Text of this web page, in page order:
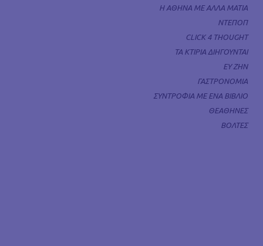
Η ΑΘΗΝΑ ΜΕ ΑΛΛΑ ΜΑΤΙΑ
ΝΤΕΠΟΠ
CLICK 4 THOUGHT
ΤΑ ΚΤΙΡΙΑ ΔΙΗΓΟΥΝΤΑΙ
ΕΥ ΖΗΝ
ΓΑΣΤΡΟΝΟΜΙΑ
ΣΥΝΤΡΟΦΙΑ ΜΕ ΕΝΑ ΒΙΒΛΙΟ
ΘΕΑΘΗΝΕΣ
ΒΟΛΤΕΣ